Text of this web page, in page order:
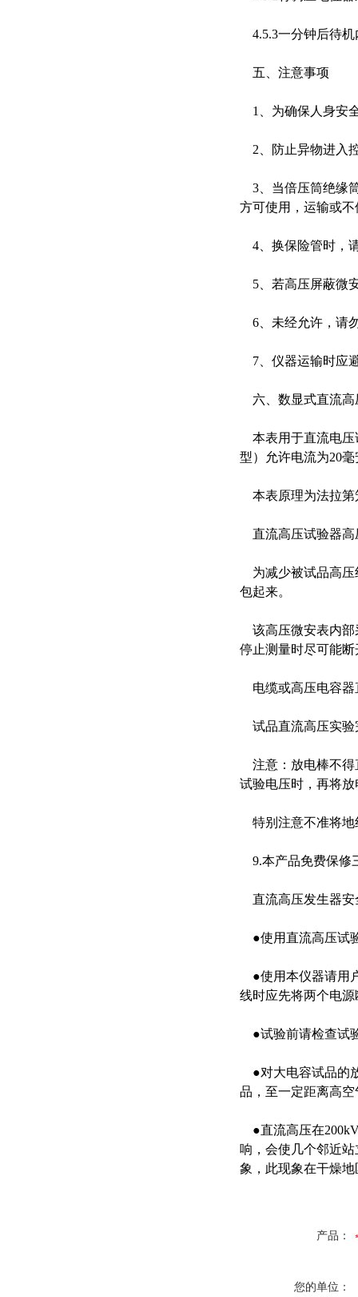
4.5.3一分钟后待机
五、注意事项
1、为确保人身安
2、防止异物进入
3、当倍压筒绝缘
方可使用，运输或
4、换保险管时，
5、若高压屏蔽微
6、未经允许，请
7、仪器运输时应
六、数显式直流高
本表用于直流电压
型）允许电流为20毫
本表原理为法拉第
直流高压试验器高
为减少被试品高压
包起来。
该高压微安表内部
停止测量时尽可能断
电缆或高压电容器
试品直流高压实验
注意：放电棒不得
试验电压时，再将
特别注意不准将地
9.本产品免费保修
直流高压发生器安
●使用直流高压试
●使用本仪器请用
线时应先将两个电
●试验前请检查试
●对大电容试品的
品，至一定距离高
●直流高压在
响，会使几个邻近
象，此现象在干燥
产品：
您的单位：